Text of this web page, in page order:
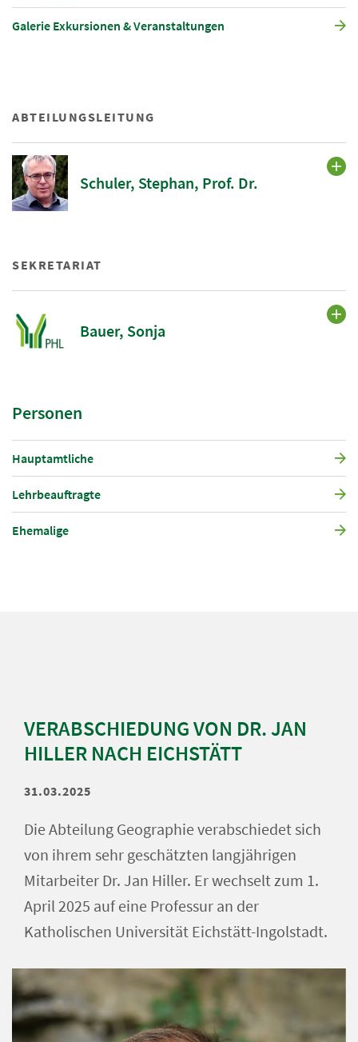
Galerie Exkursionen & Veranstaltungen
ABTEILUNGSLEITUNG
Schuler, Stephan, Prof. Dr.
SEKRETARIAT
Bauer, Sonja
Personen
Hauptamtliche
Lehrbeauftragte
Ehemalige
VERABSCHIEDUNG VON DR. JAN
HILLER NACH EICHSTÄTT
31.03.2025
Die Abteilung Geographie verabschiedet sich
von ihrem sehr geschätzten langjährigen
Mitarbeiter Dr. Jan Hiller. Er wechselt zum 1.
April 2025 auf eine Professur an der
Katholischen Universität Eichstätt-Ingolstadt.